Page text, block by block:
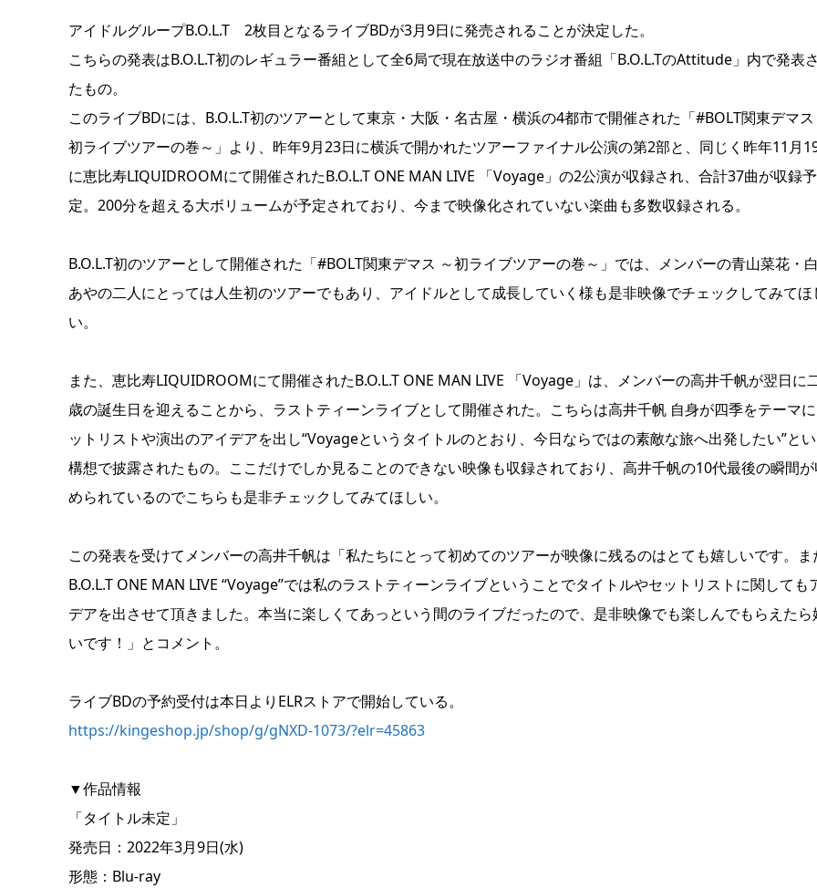
アイドルグループB.O.L.T 2枚目となるライブBDが3月9日に発売されることが決定した。
こちらの発表はB.O.L.T初のレギュラー番組として全6局で現在放送中のラジオ番組「B.O.L.TのAttitude」内で発表
たもの。
このライブBDには、B.O.L.T初のツアーとして東京・大阪・名古屋・横浜の4都市で開催された「#BOLT関東デマ
初ライブツアーの巻～」より、昨年9月23日に横浜で開かれたツアーファイナル公演の第2部と、同じく昨年11月
に恵比寿LIQUIDROOMにて開催されたB.O.L.T ONE MAN LIVE 「Voyage」の2公演が収録され、合計37曲が収録予
定。200分を超える大ボリュームが予定されており、今まで映像化されていない楽曲も多数収録される。
B.O.L.T初のツアーとして開催された「#BOLT関東デマス ～初ライブツアーの巻～」では、メンバーの青山菜花・
あやの二人にとっては人生初のツアーでもあり、アイドルとして成長していく様も是非映像でチェックしてみてほ
い。
また、恵比寿LIQUIDROOMにて開催されたB.O.L.T ONE MAN LIVE 「Voyage」は、メンバーの高井千帆が翌日に
歳の誕生日を迎えることから、ラストティーンライブとして開催された。こちらは高井千帆 自身が四季をテーマ
ットリストや演出のアイデアを出し“Voyageというタイトルのとおり、今日ならではの素敵な旅へ出発したい”と
構想で披露されたもの。ここだけでしか見ることのできない映像も収録されており、高井千帆の10代最後の瞬間
められているのでこちらも是非チェックしてみてほしい。
この発表を受けてメンバーの高井千帆は「私たちにとって初めてのツアーが映像に残るのはとても嬉しいです。ま
B.O.L.T ONE MAN LIVE “Voyage”では私のラストティーンライブということでタイトルやセットリストに関しても
デアを出させて頂きました。本当に楽しくてあっという間のライブだったので、是非映像でも楽しんでもらえたら
いです！」とコメント。
ライブBDの予約受付は本日よりELRストアで開始している。
https://kingeshop.jp/shop/g/gNXD-1073/?elr=45863
▼作品情報
「タイトル未定」
発売日：2022年3月9日(水)
形態：Blu-ray